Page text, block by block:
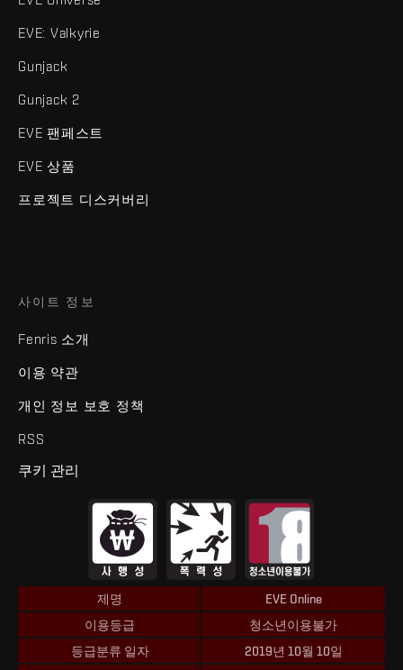
EVE: Valkyrie
Gunjack
Gunjack 2
EVE 팬페스트
EVE 상품
프로젝트 디스커버리
사이트 정보
Fenris 소개
이용 약관
개인 정보 보호 정책
RSS
쿠키 관리
제명
EVE Online
이용등급
청소년이용불가
등급분류 일자
2019년 10월 10일